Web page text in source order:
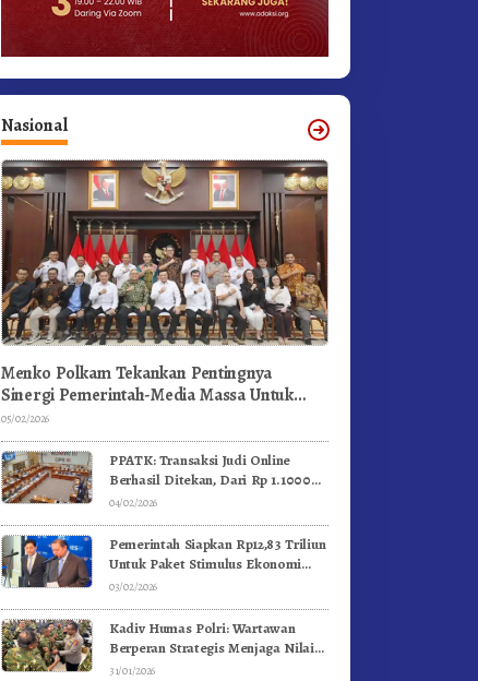
Nasional
Menko Polkam Tekankan Pentingnya
Sinergi Pemerintah-Media Massa Untuk
Jaga Stabilitas Bangsa
05/02/2026
PPATK: Transaksi Judi Online
Berhasil Ditekan, Dari Rp 1.1000
Triliun Menjadi Rp 268 Triliun
04/02/2026
Pemerintah Siapkan Rp12,83 Triliun
Untuk Paket Stimulus Ekonomi
Kuartal I-2026
03/02/2026
Kadiv Humas Polri: Wartawan
Berperan Strategis Menjaga Nilai
Kebangsaan, Demokrasi, dan NKRI
31/01/2026